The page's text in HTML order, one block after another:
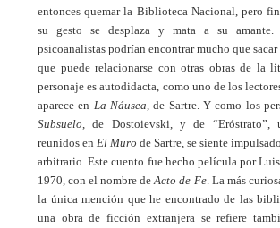
entonces quemar la Biblioteca Nacional, pero
su gesto se desplaza y mata a su
psicoanalistas podrían encontrar mucho que sacar
que puede relacionarse con otras obras de la
personaje es autodidacta, como uno de los
aparece en La Náusea , de Sartre. Y como los
Subsuelo , de Dostoievski, y de
reunidos en El Muro de Sartre, se siente
arbitrario. Este cuento fue hecho película por
1970, con el nombre deActo de Fe. La más
la única mención que he encontrado de las
una obra de ficción extranjera se refiere